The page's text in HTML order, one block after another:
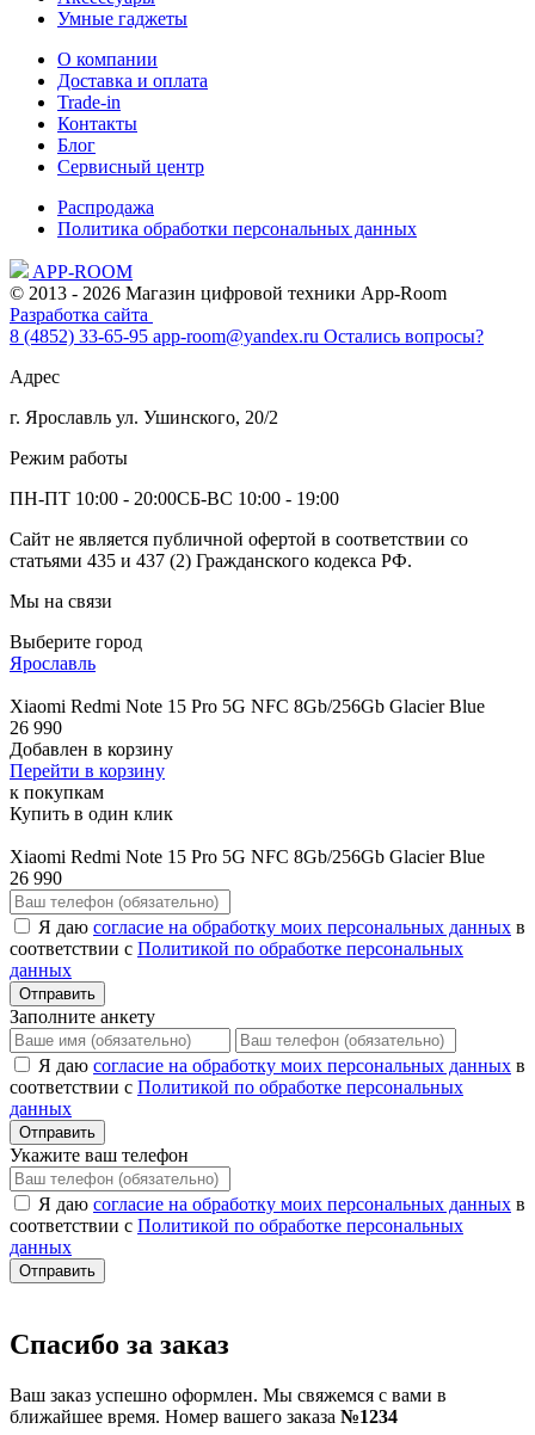
Умные гаджеты
О компании
Доставка и оплата
Trade-in
Контакты
Блог
Сервисный центр
Распродажа
Политика обработки персональных данных
APP-ROOM
© 2013 - 2026 Магазин цифровой техники App-Room
Разработка сайта
8 (4852) 33-65-95 app-room@yandex.ru Остались вопросы?
Адрес
г. Ярославль ул. Ушинского, 20/2
Режим работы
ПН-ПТ 10:00 - 20:00СБ-ВС 10:00 - 19:00
Сайт не является публичной офертой в соответствии со
статьями 435 и 437 (2) Гражданского кодекса РФ.
Мы на связи
Выберите город
Ярославль
Xiaomi Redmi Note 15 Pro 5G NFC 8Gb/256Gb Glacier Blue
26 990
Добавлен в корзину
Перейти в корзину
к покупкам
Купить в один клик
Xiaomi Redmi Note 15 Pro 5G NFC 8Gb/256Gb Glacier Blue
26 990
Я даю согласие на обработку моих персональных данных в
соответствии с Политикой по обработке персональных
данных
Отправить
Заполните анкету
Я даю согласие на обработку моих персональных данных в
соответствии с Политикой по обработке персональных
данных
Отправить
Укажите ваш телефон
Я даю согласие на обработку моих персональных данных в
соответствии с Политикой по обработке персональных
данных
Отправить
Спасибо за заказ
Ваш заказ успешно оформлен. Мы свяжемся с вами в
ближайшее время. Номер вашего заказа №1234